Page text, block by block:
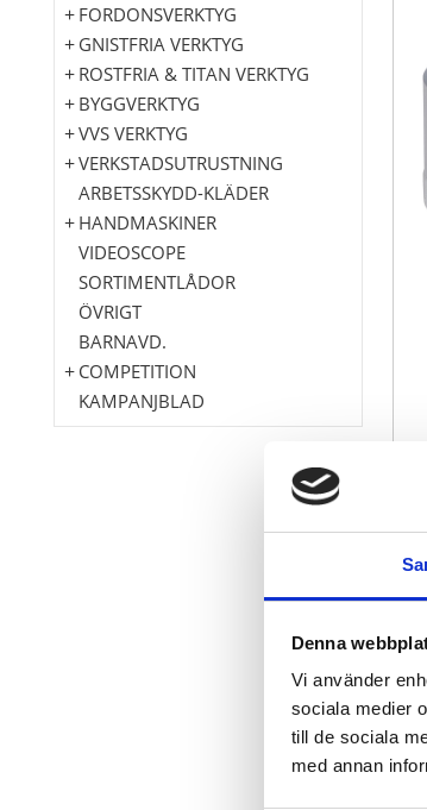
Denna
Vi använder
sociala medier
till de sociala
med annan
FORDONSVERKTYG
GNISTFRIA VERKTYG
ROSTFRIA & TITAN VERKTYG
BYGGVERKTYG
VVS VERKTYG
VERKSTADSUTRUSTNING
ARBETSSKYDD-KLÄDER
HANDMASKINER
VIDEOSCOPE
SORTIMENTLÅDOR
ÖVRIGT
BARNAVD.
COMPETITION
KAMPANJBLAD